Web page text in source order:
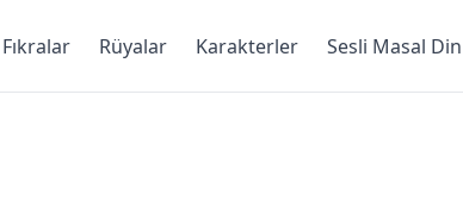
Fıkralar Rüyalar Karakterler Sesli Masal